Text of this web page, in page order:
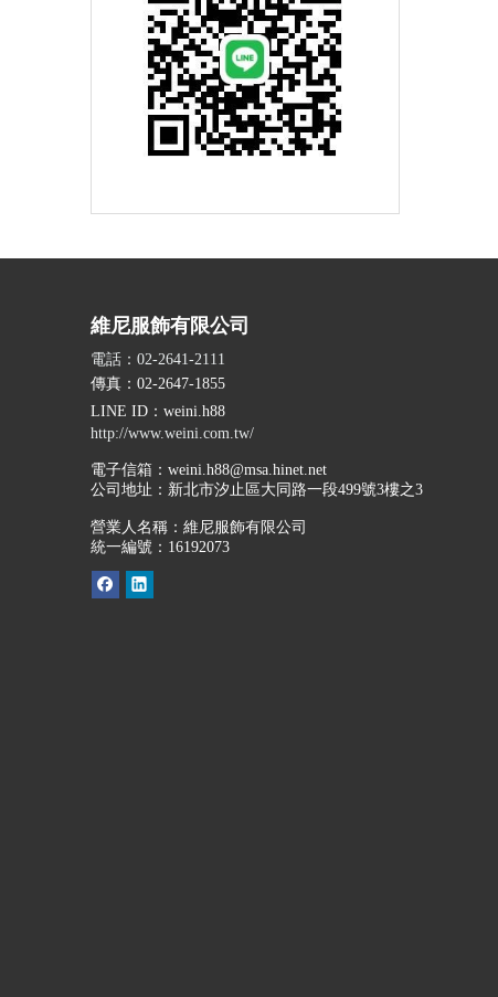
維尼服飾有限公司
電話：02-2641-2111
傳真：02-2647-1855
LINE ID ：weini.h88
http://www.weini.com.tw/
電子信箱： weini.h88@msa.hinet.net
公司地址： 新北市汐止區大同路一段499號3樓之3
營業人名稱：維尼服飾有限公司
統一編號：16192073